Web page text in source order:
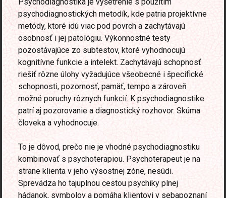
psychodiagnostických metodík, kde patria projektívne
metódy, ktoré idú viac pod povrch a zachytávajú
osobnosť i jej patológiu. Výkonnostné testy
pozostávajúce zo subtestov, ktoré vyhodnocujú
kognitívne funkcie a intelekt. Zachytávajú schopnosť
riešiť rôzne úlohy vyžadujúce všeobecné i špecifické
schopnosti, pozornosť, pamäť, tempo a zároveň
možné poruchy rôznych funkcií. K psychodiagnostike
patrí aj pozorovanie a diagnostický rozhovor. Skúma
človeka a vyhodnocuje.
To je dôvod, prečo nie je vhodné psychodiagnostiku
kombinovať s psychoterapiou. Psychoterapeut je na
strane klienta v jeho výsostnej zóne, nesúdi.
Sprevádza ho tajuplnou cestou psychiky plnej
hádanok, symbolov a pomáha klientovi v sebapoznaní